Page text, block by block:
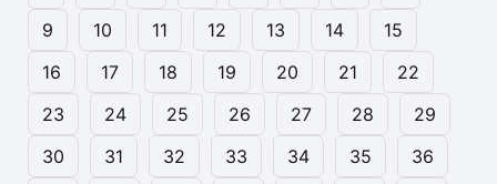
9
10 11 12 13 14
15
16
17 18 19 20 21
22
23
24 25 26 27 28
29
30
31 32 33 34 35
36